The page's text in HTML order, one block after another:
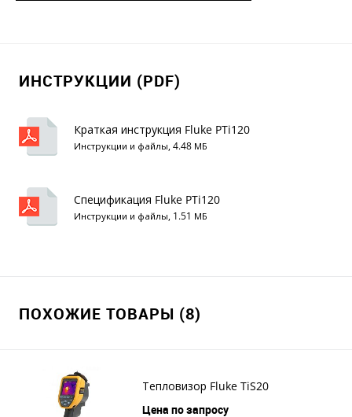
ИНСТРУКЦИИ (PDF)
Краткая инструкция Fluke PTi120
Инструкции и файлы, 4.48 МБ
Спецификация Fluke PTi120
Инструкции и файлы, 1.51 МБ
ПОХОЖИЕ ТОВАРЫ (8)
Тепловизор Fluke TiS20
Цена по запросу